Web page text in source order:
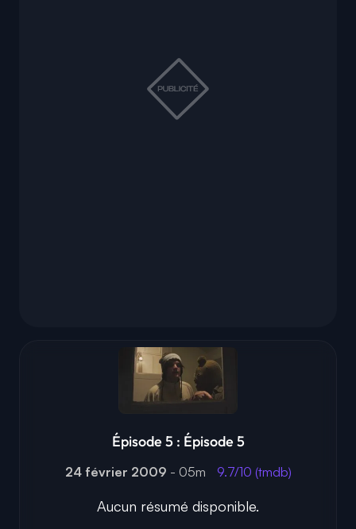
Épisode 5 : Épisode 5
24 février 2009 - 05m 9.7/10 (tmdb)
Aucun résumé disponible.